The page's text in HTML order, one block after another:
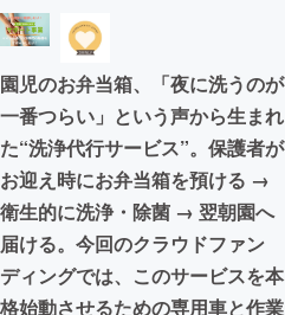
CAMPFIRE for Social Good
園児のお弁当箱、「夜に洗うのが
一番つらい」という声から生まれ
た“洗浄代行サービス”。保護者が
お迎え時にお弁当箱を預ける →
衛生的に洗浄・除菌 → 翌朝園へ
届ける。今回のクラウドファン
ディングでは、このサービスを本
格始動させるための専用車と作業